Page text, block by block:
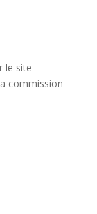
le site
commission